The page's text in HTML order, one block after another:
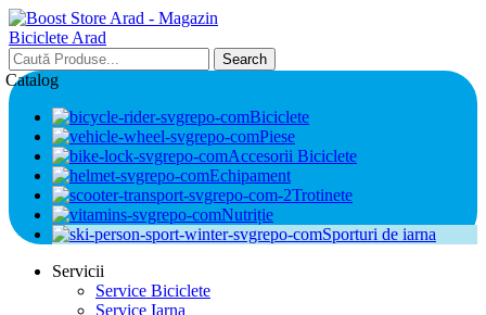
Search
Catalog
Biciclete
Piese
Accesorii Biciclete
Echipament
Trotinete
Nutriție
Sporturi de iarna
Servicii
Service Biciclete
Service Iarna